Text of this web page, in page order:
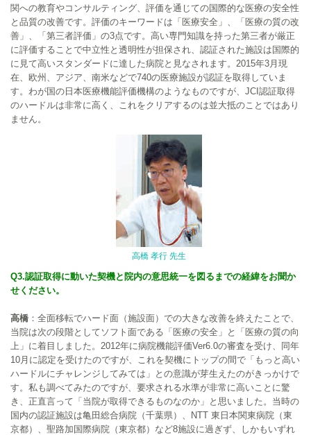
関への教育やコンサルティング、評価を通じての国際的な医療の安全性
と品質の改善です。評価のキーワードは「医療安全」、「医療の質の改
善」、「第三者評価」の3点です。高い専門知識を持った第三者が厳正
に評価することで中立性と透明性が担保され、認証された施設は国際的
に見て高いスタンダードに達した病院と見なされます。2015年3月現
在、欧州、アジア、南米などで740の医療施設が認証を取得していま
す。わが国の日本医療機能評価機構のようなものですが、JCI認証取得
のハードルは非常に高く、これをクリアするのは並大抵のことではあり
ません。
高橋 孝行 先生
Q3.認証取得に動いた契機と院内の意思統一を図るまでの経緯をお聞か
せください。
高橋 ：全面移転でハード面（施設面）での大きな改善を終えたことで、
当院は次の段階としてソフト面である「医療の安全」と「医療の質の向
上」に着目しました。2012年に病院機能評価Ver6.0の審査を受け、同年
10月に認定を受けたのですが、これを契機にトップの間で「もっと高い
ハードルにチャレンジしてみては」との意識が芽生えたのがきっかけで
す。私も調べてみたのですが、要求される水準が非常に高いことに驚
き、正直言って「当院が取得できるものなのか」と思いました。当時の
国内の認証施設は亀田総合病院（千葉県）、NTT 東日本関東病院（東
京都）、聖路加国際病院（東京都）など8施設に過ぎず、しかもいずれ